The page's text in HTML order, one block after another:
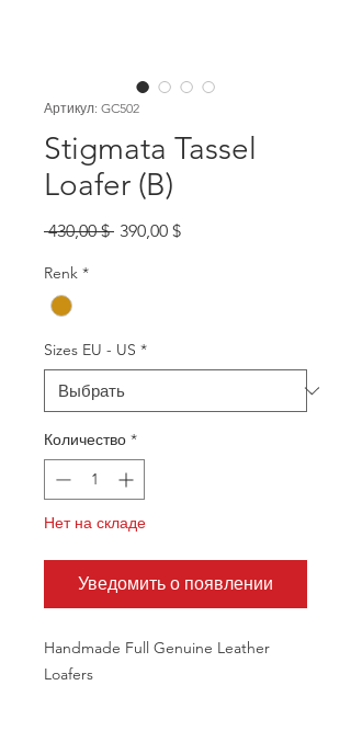
Артикул: GC502
Stigmata Tassel
Loafer (B)
430,00 $ Обычная
390,00 $Спеццена
Renk *
Sizes EU - US *
Количество *
Нет на складе
Уведомить о появлении
Handmade Full Genuine Leather
Loafers